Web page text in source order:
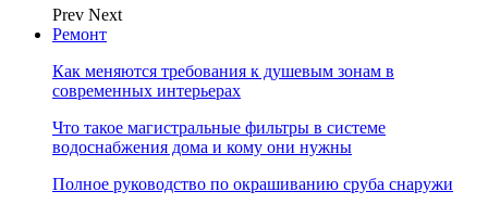
Prev Next
Ремонт
Как меняются требования к душевым зонам в
современных интерьерах
Что такое магистральные фильтры в системе
водоснабжения дома и кому они нужны
Полное руководство по окрашиванию сруба снаружи